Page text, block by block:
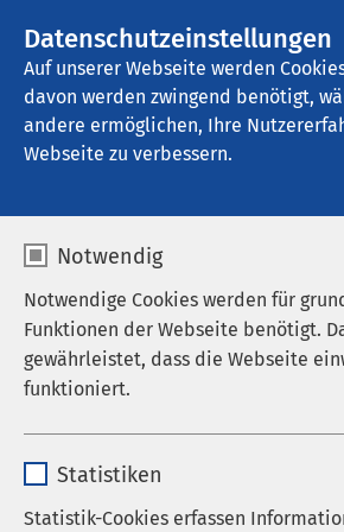
Datenschutzeinstellungen
Auf unserer Webseite werden
davon werden zwingend benötigt,
andere ermöglichen, Ihre
Webseite zu verbessern.
Notwendig
Notwendige Cookies werden für
Funktionen der Webseite benötigt.
gewährleistet, dass die Webseite
funktioniert.
Anbieter sgalinski
Statistiken
Statistik-Cookies erfassen
Soziale
psychisches Wohlbefinden
Gleichgewicht sind. Als